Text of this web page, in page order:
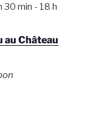
au Château
30 min - 18 h